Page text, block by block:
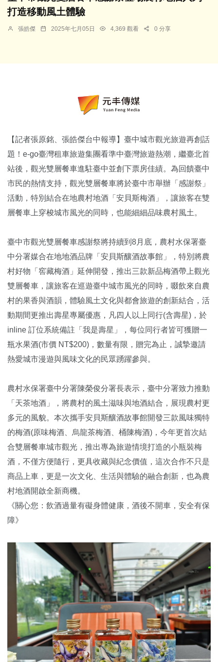
打造移動風土體驗
張皓傑 2025年七月05日 4,369 觀看 0 分享
【記者張原銘、張皓傑台中報導】臺中城市觀光旅遊再創話
題！e-go臺灣租車旅遊集團看準中臺灣旅遊熱潮，繼臺北首
站後，觀光雙層餐車進駐臺中並創下票房佳績。為回饋臺中
市民的熱情支持，觀光雙層餐車將於臺中市舉辦「感謝祭」
活動，特別結合在地農村地酒「安貝斯梅酒」，讓旅客在雙
層餐車上穿梭城市風光的同時，也能細細品味農村風土。
臺中市觀光雙層餐車感謝祭將持續到8月底，農村水保署臺
中分署媒合在地地酒品牌「安貝斯釀酒故事館」，特別將農
村好物「窖藏梅酒」延伸開發，推出三款新品梅酒帶上觀光
雙層餐車，讓旅客在巡遊臺中城市風光的同時，啜飲來自農
村的果香與酒韻，體驗風土文化與都會旅遊的創新結合，活
動期間更推出壽星專屬優惠，凡四人以上同行(含壽星)，於
inline 訂位系統備註「我是壽星」，每位同行者皆可獲贈一
瓶水果酒(市價 NT$200)，數量有限，贈完為止，誠摯邀請
熱愛城市漫遊與風味文化的民眾踴躍參與。
農村水保署臺中分署陳榮俊分署長表示，臺中分署致力推動
「天茶地酒」，將農村的風土滋味與地酒結合，展現農村更
多元的風貌。本次攜手安貝斯釀酒故事館開發三款風味獨特
的梅酒(原味梅酒、烏龍茶梅酒、桶陳梅酒)，今年更首次結
合雙層餐車城市觀光，推出專為旅遊情境打造的小瓶裝梅
酒，不僅方便隨行，更具收藏與紀念價值，這次合作不只是
商品上車，更是一次文化、生活與體驗的融合創新，也為農
村地酒開啟全新商機。
《關心您：飲酒過量有礙身體健康，酒後不開車，安全有保
障》